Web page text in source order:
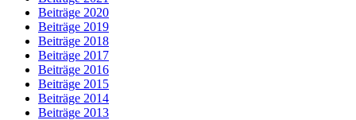
Beiträge 2020
Beiträge 2019
Beiträge 2018
Beiträge 2017
Beiträge 2016
Beiträge 2015
Beiträge 2014
Beiträge 2013